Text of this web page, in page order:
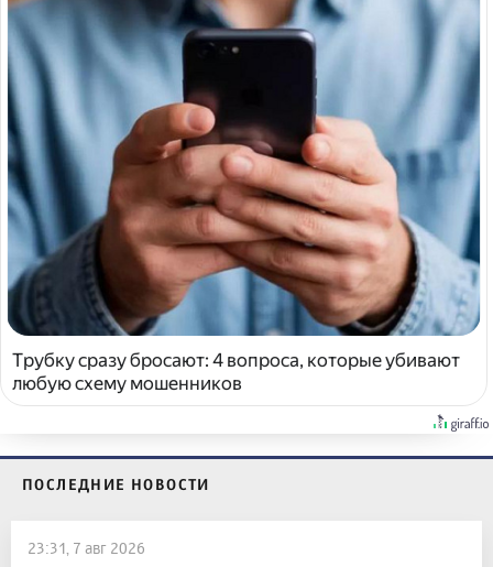
Трубку сразу бросают: 4 вопроса, которые убивают
любую схему мошенников
ПОСЛЕДНИЕ НОВОСТИ
23:31, 7 авг 2026